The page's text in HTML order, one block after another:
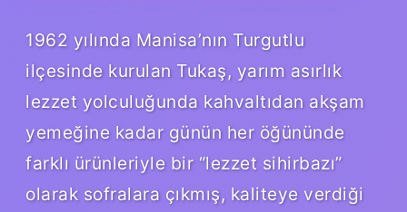
1962 yılında Manisa’nın Turgutlu
ilçesinde kurulan Tukaş, yarım asırlık
lezzet yolculuğunda kahvaltıdan akşam
yemeğine kadar günün her öğününde
farklı ürünleriyle bir “lezzet sihirbazı”
olarak sofralara çıkmış, kaliteye verdiği